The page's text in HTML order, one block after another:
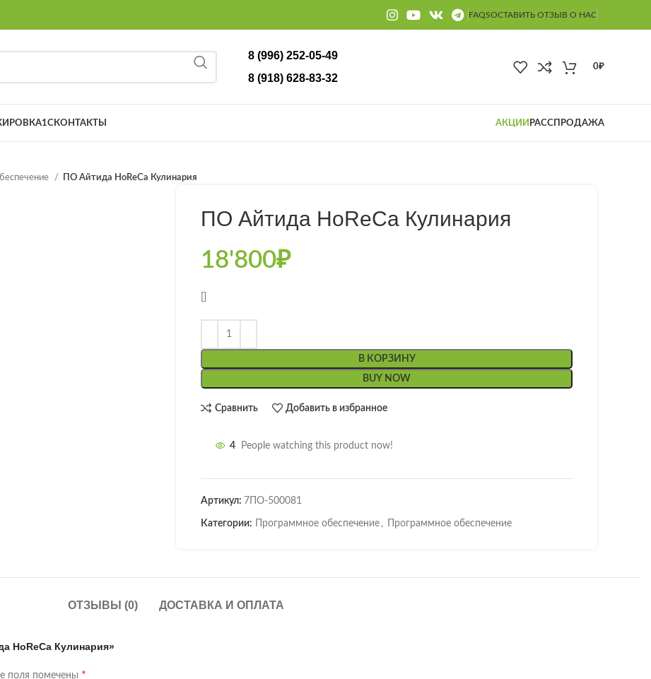
FAQSОСТАВИТЬ ОТЗЫВ О НАС
8 (996) 252-05-49
8 (918) 628-83-32
0₽
1СКОНТАКТЫ АКЦИИ РАССПРОДАЖА
ПО Айтида HoReCa Кулинария
ПО Айтида HoReCa Кулинария
18'800₽
В КОРЗИНУ
BUY NOW
Сравнить Добавить в избранное
4 People watching this product now!
Артикул: 7ПО-500081
Категории: Программное обеспечение , Программное обеспечение
ОТЗЫВЫ (0) ДОСТАВКА И ОПЛАТА
HoReCa Кулинария»
поля помечены *